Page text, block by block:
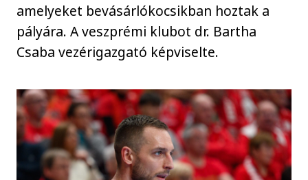
amelyeket bevásárlókocsikban hoztak a
pályára. A veszprémi klubot dr. Bartha
Csaba vezérigazgató képviselte.